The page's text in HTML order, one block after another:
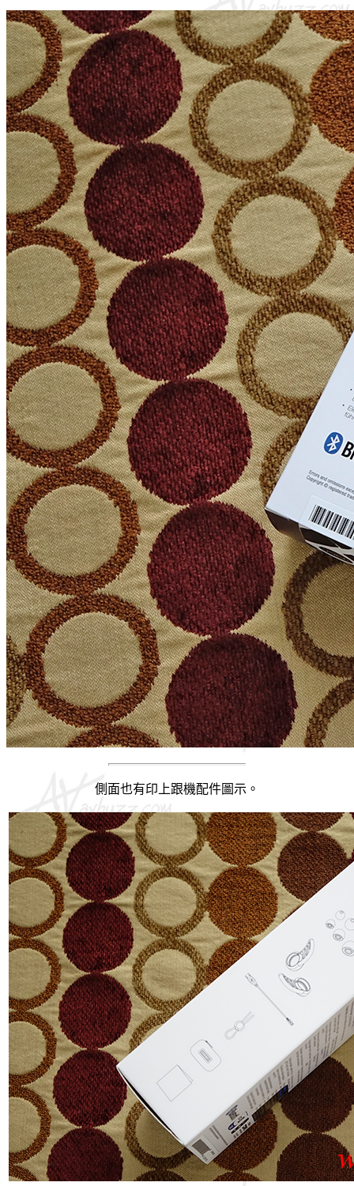
側面也有印上跟機配件圖示。